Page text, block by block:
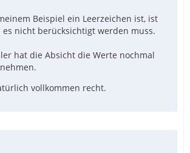
Beispiel ein Leerzeichen ist, ist
nicht berücksichtigt werden muss.
hat die Absicht die Werte nochmal
vollkommen recht.